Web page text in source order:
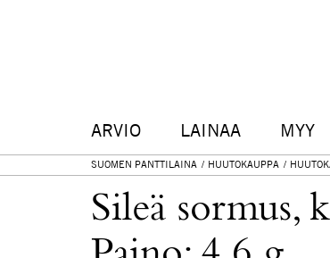
ARVIO LAINAA MYY
SUOMEN PANTTILAINA HUUTOKAUPPA
Sileä sormus,